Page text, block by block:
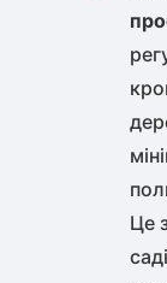
Це